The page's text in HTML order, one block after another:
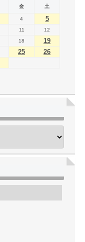
金 土
4
5
11 12
18 19
25
26